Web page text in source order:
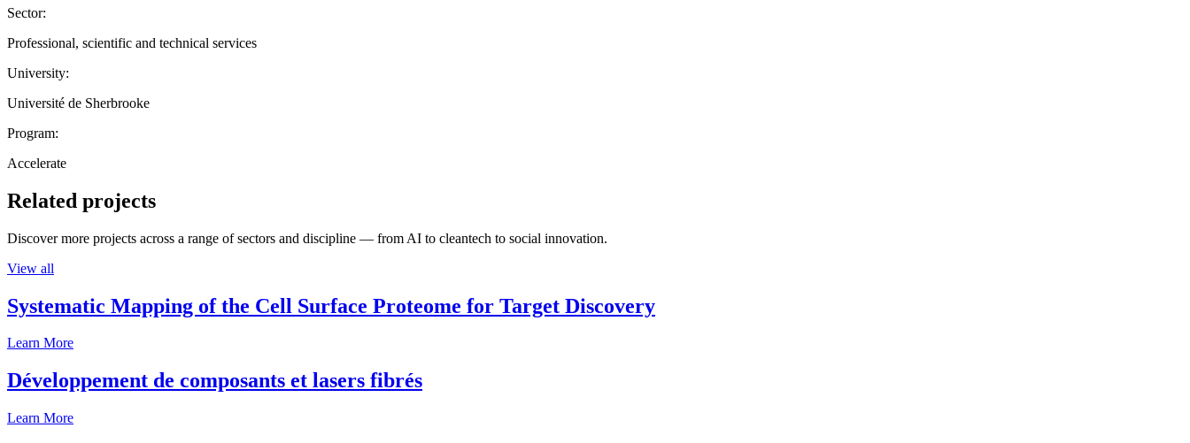
Sector:
Professional, scientific and technical services
University:
Université de Sherbrooke
Program:
Accelerate
Related projects
Discover more projects across a range of sectors and discipline — from AI to cleantech to social innovation.
View all
Systematic Mapping of the Cell Surface Proteome for Target Discovery
Learn More
Développement de composants et lasers fibrés
Learn More